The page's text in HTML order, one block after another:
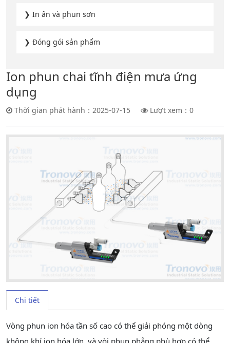
❯ In ấn và phun sơn
❯ Đóng gói sản phẩm
Ion phun chai tĩnh điện mưa ứng
dụng
Thời gian phát hành：2025-07-15 Lượt xem： 0
Chi tiết
Vòng phun ion hóa tần số cao có thể giải phóng một dòng
không khí ion hóa lớn, và vòi phun phẳng phù hợp có thể